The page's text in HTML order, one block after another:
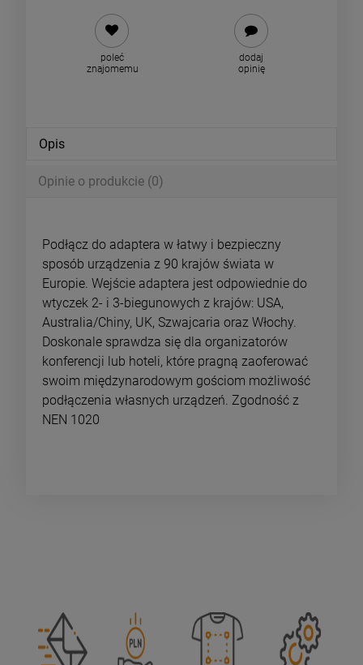
poleć
znajomemu
dodaj
opinię
Opis
Opinie o produkcie (0)
Podłącz do adaptera w łatwy i bezpieczny
sposób urządzenia z 90 krajów świata w
Europie. Wejście adaptera jest odpowiednie do
wtyczek 2- i 3-biegunowych z krajów: USA,
Australia/Chiny, UK, Szwajcaria oraz Włochy.
Doskonale sprawdza się dla organizatorów
konferencji lub hoteli, które pragną zaoferować
swoim międzynarodowym gościom możliwość
podłączenia własnych urządzeń. Zgodność z
NEN 1020